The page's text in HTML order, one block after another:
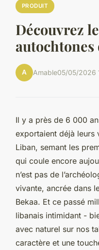
PRODUIT
Découvrez
A Amable05/05/2026
Il y a près de 6 000
exportaient déjà leurs
Liban, semant les
qui coule encore
n’est pas de
vivante, ancrée dans
Bekaa. Et ce passé
libanais intimidant -
avec naturel sur nos
caractère et une